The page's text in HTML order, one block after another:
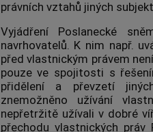
právních vztahů jiných
Vyjádření Poslanecké
navrhovatelů. K nim např.
před vlastnickým právem
pouze ve spojitosti s
přidělení a převzetí
znemožněno užívání
nepřetržitě užívali v dobré
přechodu vlastnických